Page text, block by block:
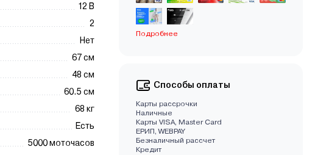
12 В
2
Нет
67 см
48 см
60.5 см
68 кг
Есть
5000 моточасов
Подробнее
Способы оплаты
Карты рассрочки
Наличные
Карты VISA, Master Card
EРИП, WEBPAY
Безналичный рассчет
Кредит